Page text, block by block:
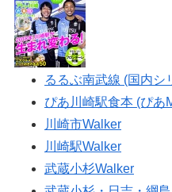
るるぶ南武線 (国内シ
ぴあ川崎駅食本 (ぴあ
川崎市Walker
川崎駅Walker
武蔵小杉Walker